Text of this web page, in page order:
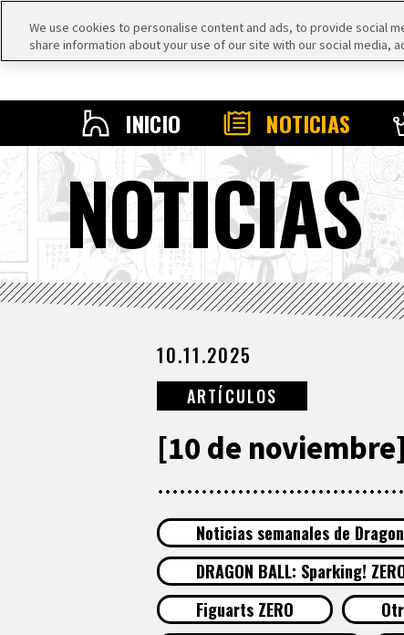
INICIO NOTICIAS
NOTICIAS
10.11.2025
ARTÍCULOS
[10 de
Noticias semanales de
DRAGON BALL: Sparking!
Figuarts ZERO
We use cookies to personalise content and ads, to provide social
share information about your use of our site with our social media,